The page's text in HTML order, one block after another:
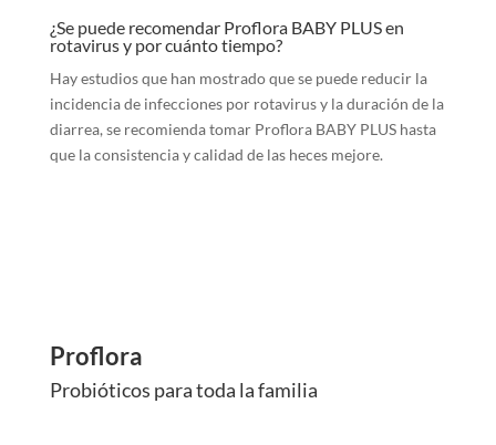
¿Se puede recomendar Proflora BABY PLUS en
rotavirus y por cuánto tiempo?
Hay estudios que han mostrado que se puede reducir la
incidencia de infecciones por rotavirus y la duración de la
diarrea, se recomienda tomar Proflora BABY PLUS hasta
que la consistencia y calidad de las heces mejore.
Proflora
Probióticos para toda la familia